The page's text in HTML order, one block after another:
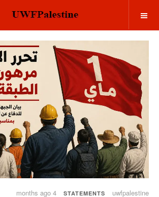
uwfpalestine
STATEMENTS
4 months ago